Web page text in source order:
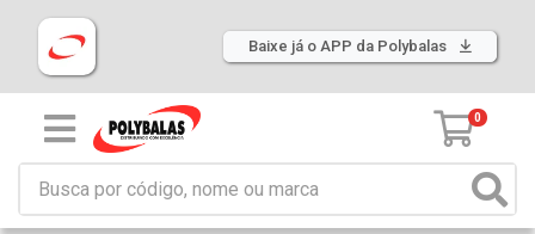
Baixe já o APP da Polybalas
0